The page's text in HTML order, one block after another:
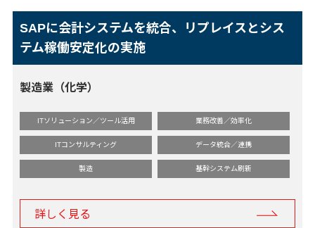
SAPに会計システムを統合、リプレイスとシス
テム稼働安定化の実施
製造業（化学）
ITソリューション／ツール活用 業務改善／効率化
ITコンサルティング データ統合／連携
製造 基幹システム刷新
詳しく見る